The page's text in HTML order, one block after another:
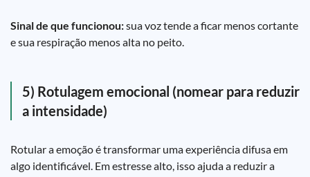
Sinal de que funcionou:sua voz tende a ficar menos cortante
e sua respiração menos alta no peito.
5) Rotulagem emocional (nomear para reduzir
a intensidade)
Rotular a emoção é transformar uma experiência difusa em
algo identificável. Em estresse alto, isso ajuda a reduzir a